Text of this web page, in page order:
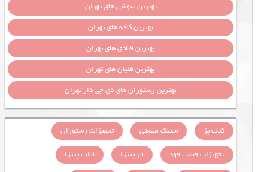
بهترین سوشی های تهران
بهترین کافه های تهران
بهترین قنادی های تهران
بهترین قلیان های تهران
بهترین رستوران های دی جی دار تهران
کباب پز سینک صنعتی
تجهیزات رستوران
تجهیزات فست فود
فر پیتزا
قالب پیتزا